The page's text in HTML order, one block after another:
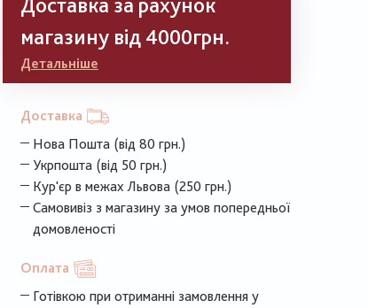
магазину від 4000грн.
Детальніше
Доставка
Нова Пошта (від 80 грн.)
Укрпошта (від 50 грн.)
Кур'єр в межах Львова (250 грн.)
Самовивіз з магазину за умов попередньої
домовленості
Оплата
Готівкою при отриманні замовлення у